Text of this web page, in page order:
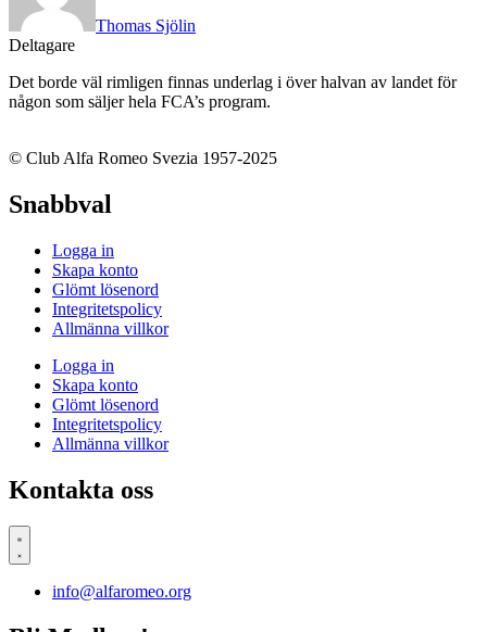
Thomas Sjölin
Deltagare
Det borde väl rimligen finnas underlag i över halvan av landet för
någon som säljer hela FCA’s program.
© Club Alfa Romeo Svezia 1957-2025
Snabbval
Logga in
Skapa konto
Glömt lösenord
Integritetspolicy
Allmänna villkor
Logga in
Skapa konto
Glömt lösenord
Integritetspolicy
Allmänna villkor
Kontakta oss
info@alfaromeo.org